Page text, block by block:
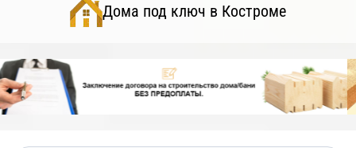
Дома под ключ в Костроме